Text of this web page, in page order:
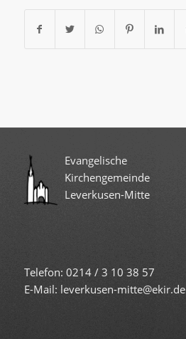
Evangelische
Kirchengemeinde
Leverkusen-Mitte
Telefon: 0214 / 3 10 38 57
E-Mail: leverkusen-mitte@ekir.de